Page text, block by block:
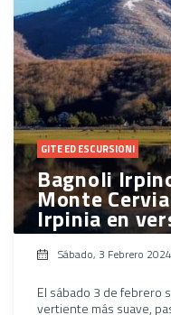
GITE ED ESCURSIONI
Bagnoli
Monte
Irpinia en
Sábado, 3 Febrero 2024
El sábado 3 de febrero
vertiente más suave,